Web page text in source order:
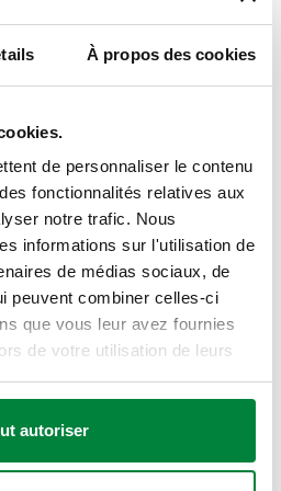
À propos des cookies
de personnaliser le contenu
fonctionnalités relatives aux
notre trafic. Nous
informations sur l'utilisation de
de médias sociaux, de
peuvent combiner celles-ci
que vous leur avez fournies
de votre utilisation de leurs
autoriser
Note
-
DN 15
(corps)
PDF